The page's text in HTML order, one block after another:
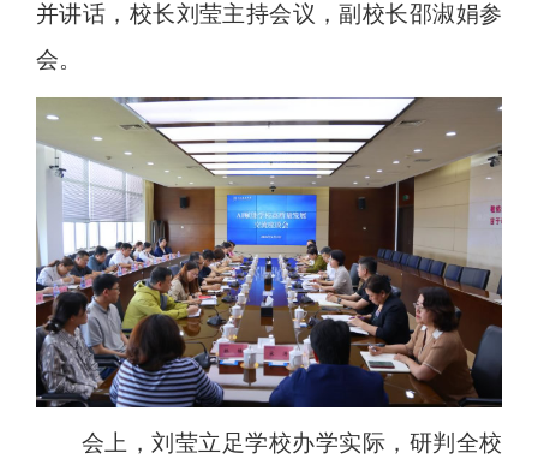
并讲话，校长刘莹主持会议，副校长邵淑娟参
会。
会上，刘莹立足学校办学实际，研判全校